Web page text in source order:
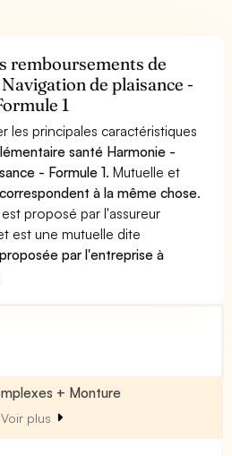
remboursements de
de plaisance -
1
les principales caractéristiques
santé Harmonie -
- Formule 1. Mutuelle et
correspondent à la même chose.
proposé par l'assureur
est une mutuelle dite
par l'entreprise à
+ Monture
Voir plus